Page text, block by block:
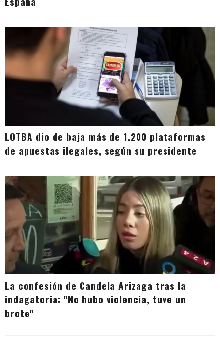
LOTBA dio de baja más de 1.200 plataformas
de apuestas ilegales, según su presidente
La confesión de Candela Arizaga tras la
indagatoria: "No hubo violencia, tuve un
brote"